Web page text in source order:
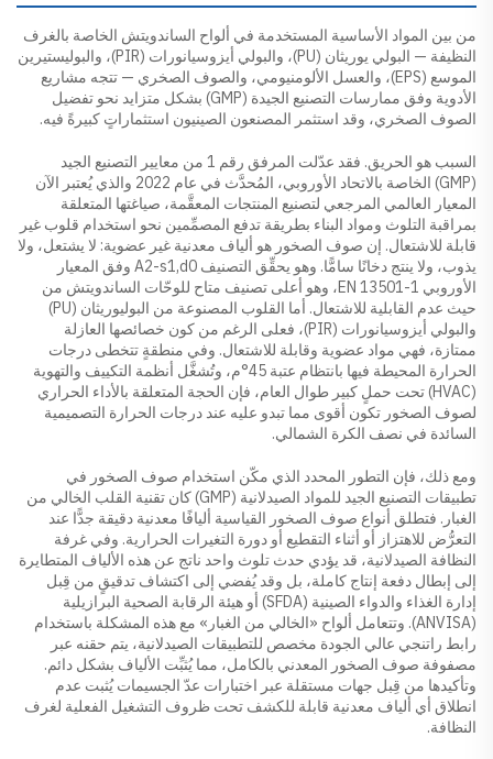
من بين المواد الأساسية المستخدمة في ألواح الساندويتش الخاصة بالغرف
النظيفة — البولي يوريثان (PU)، والبولي أيزوسيانورات (PIR)، والبوليستيرين
الموسع (EPS)، والعسل الألومنيومي، والصوف الصخري — تتجه مشاريع
الأدوية وفق ممارسات التصنيع الجيدة (GMP) بشكل متزايد نحو تفضيل
الصوف الصخري، وقد استثمر المصنعون الصينيون استثماراتٍ كبيرةً فيه.
السبب هو الحريق. فقد عدّلت المرفق رقم 1 من معايير التصنيع الجيد
(GMP) الخاصة بالاتحاد الأوروبي، المُحدَّث في عام 2022 والذي يُعتبر الآن
المعيار العالمي المرجعي لتصنيع المنتجات المعقَّمة، صياغتها المتعلقة
بمراقبة التلوث ومواد البناء بطريقة تدفع المصمِّمين نحو استخدام قلوب غير
قابلة للاشتعال. إن صوف الصخور هو ألياف معدنية غير عضوية: لا يشتعل، ولا
يذوب، ولا ينتج دخانًا سامًّا. وهو يحقِّق التصنيف A2-s1,d0 وفق المعيار
الأوروبي EN 13501-1، وهو أعلى تصنيف متاح للوحّات الساندويتش من
حيث عدم القابلية للاشتعال. أما القلوب المصنوعة من البوليوريثان (PU)
والبولي أيزوسيانورات (PIR)، فعلى الرغم من كون خصائصها العازلة
ممتازة، فهي مواد عضوية وقابلة للاشتعال. وفي منطقةٍ تتخطى درجات
الحرارة المحيطة فيها بانتظام عتبة 45°م، وتُشغَّل أنظمة التكييف والتهوية
(HVAC) تحت حملٍ كبير طوال العام، فإن الحجة المتعلقة بالأداء الحراري
لصوف الصخور تكون أقوى مما تبدو عليه عند درجات الحرارة التصميمية
السائدة في نصف الكرة الشمالي.
ومع ذلك، فإن التطور المحدد الذي مكّن استخدام صوف الصخور في
تطبيقات التصنيع الجيد للمواد الصيدلانية (GMP) كان تقنية القلب الخالي من
الغبار. فتطلق أنواع صوف الصخور القياسية أليافًا معدنية دقيقة جدًّا عند
التعرُّض للاهتزاز أو أثناء التقطيع أو دورة التغيرات الحرارية. وفي غرفة
النظافة الصيدلانية، قد يؤدي حدث تلوث واحد ناتج عن هذه الألياف المتطايرة
إلى إبطال دفعة إنتاج كاملة، بل وقد يُفضي إلى اكتشاف تدقيقٍ من قِبل
إدارة الغذاء والدواء الصينية (SFDA) أو هيئة الرقابة الصحية البرازيلية
(ANVISA). وتتعامل ألواح «الخالي من الغبار» مع هذه المشكلة باستخدام
رابط راتنجي عالي الجودة مخصص للتطبيقات الصيدلانية، يتم حقنه عبر
مصفوفة صوف الصخور المعدني بالكامل، مما يُثبِّت الألياف بشكل دائم.
وتأكيدها من قِبل جهات مستقلة عبر اختبارات عدّ الجسيمات يُثبت عدم
انطلاق أي ألياف معدنية قابلة للكشف تحت ظروف التشغيل الفعلية لغرف
النظافة.